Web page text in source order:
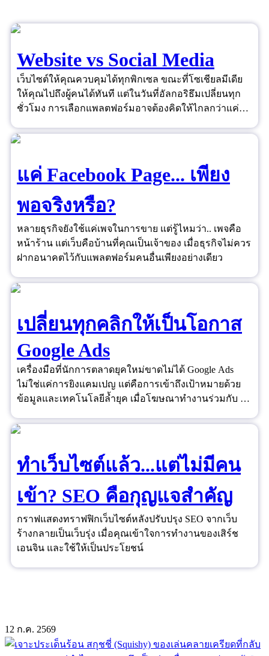
Website vs Social Media
เว็บไซต์ให้คุณควบคุมได้ทุกพิกเซล ขณะที่โซเชียลมีเดีย
ให้คุณไปถึงผู้คนได้ทันที แต่ในวันที่อัลกอริธึมเปลี่ยนทุก
ชั่วโมง การเลือกแพลตฟอร์มอาจต้องคิดให้ไกลกว่าแค่
แค่ Facebook Page... เพียง
พอจริงหรือ?
หลายธุรกิจยังใช้แค่เพจในการขาย แต่รู้ไหมว่า.. เพจคือ
หน้าร้าน แต่เว็บคือบ้านที่คุณเป็นเจ้าของ เมื่อธุรกิจไม่ควร
ฝากอนาคตไว้กับแพลตฟอร์มคนอื่นเพียงอย่างเดียว
เปลี่ยนทุกคลิกให้เป็นโอกาส
Google Ads
เครื่องมือที่นักการตลาดยุคใหม่ขาดไม่ได้ Google Ads
ไม่ใช่แค่การยิงแคมเปญ แต่คือการเข้าถึงเป้าหมายด้วย
ข้อมูลและเทคโนโลยีล้ำยุค เมื่อโฆษณาทำงานร่วมกับ AI
ดวงอีกต่อไป
ทำเว็บไซต์แล้ว...แต่ไม่มีคน
เข้า? SEO คือกุญแจสำคัญ
กราฟแสดงทราฟฟิกเว็บไซต์หลังปรับปรุง SEO จากเว็บ
ร้างกลายเป็นเว็บรุ่ง เมื่อคุณเข้าใจการทำงานของเสิร์ช
เอนจิน และใช้ให้เป็นประโยชน์
12 ก.ค. 2569